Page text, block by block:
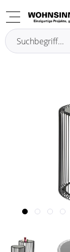
Übersicht